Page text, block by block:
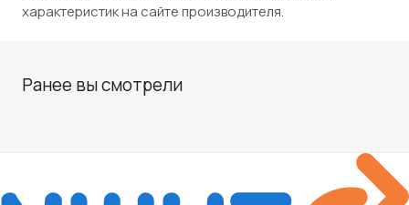
характеристик на сайте производителя.
Ранее вы смотрели